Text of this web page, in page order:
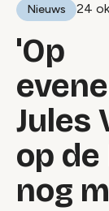
Nieuws 24
'Op
Jules
op
nog